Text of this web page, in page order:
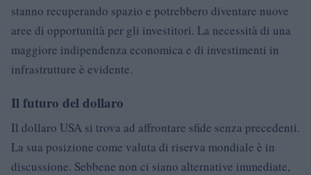
stanno recuperando spazio e potrebbero diventare nuove
aree di opportunità per gli investitori. La necessità di una
maggiore indipendenza economica e di investimenti in
infrastrutture è evidente.
Il futuro del dollaro
Il dollaro USA si trova ad affrontare sfide senza precedenti.
La sua posizione come valuta di riserva mondiale è in
discussione. Sebbene non ci siano alternative immediate,